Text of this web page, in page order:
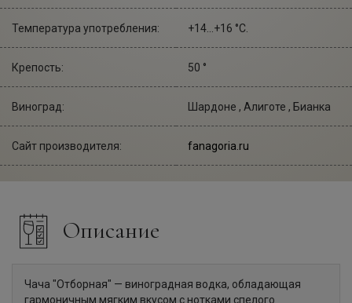
Температура употребления: +14...+16 °С.
Крепость: 50 °
Виноград: Шардоне , Алиготе , Бианка
Сайт производителя: fanagoria.ru
Описание
Чача "Отборная" — виноградная водка, обладающая
гармоничным мягким вкусом с нотками спелого